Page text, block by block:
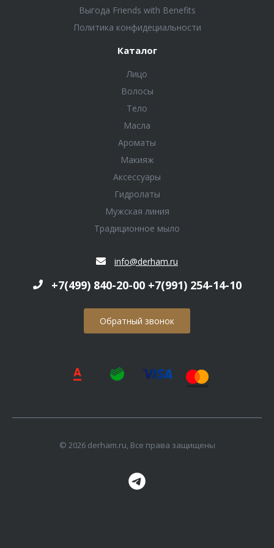
Выгода Friends with Benefits
Политика конфидециальности
Каталог
Лицо
Волосы
Тело
Масла
Ароматы
Макияж
Аксессуары
Гидролаты
Мужская линия
Традиционное мыло
info@derham.ru
+7(499) 840-20-00 +7(991) 254-14-10
Обратный звонок
© 2026 derham.ru, Все права защищены